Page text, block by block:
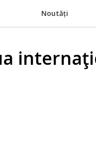
Noutăți